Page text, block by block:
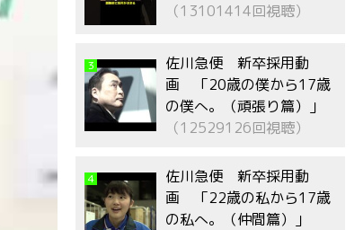
（13101414回視聴）
3
佐川急便 新卒採用動
画 「20歳の僕から17歳
の僕へ。（頑張り篇）」
（12529126回視聴）
4
佐川急便 新卒採用動
画 「22歳の私から17歳
の私へ。（仲間篇）」